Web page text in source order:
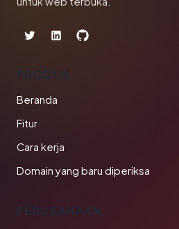
PRODUK
Beranda
Fitur
Cara kerja
Domain yang baru diperiksa
PERUSAHAAN